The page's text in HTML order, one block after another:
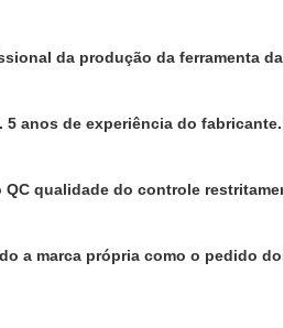
da produção da ferramenta
5 anos de experiência do fabricante.
QC qualidade do controle
a marca própria como o pedido